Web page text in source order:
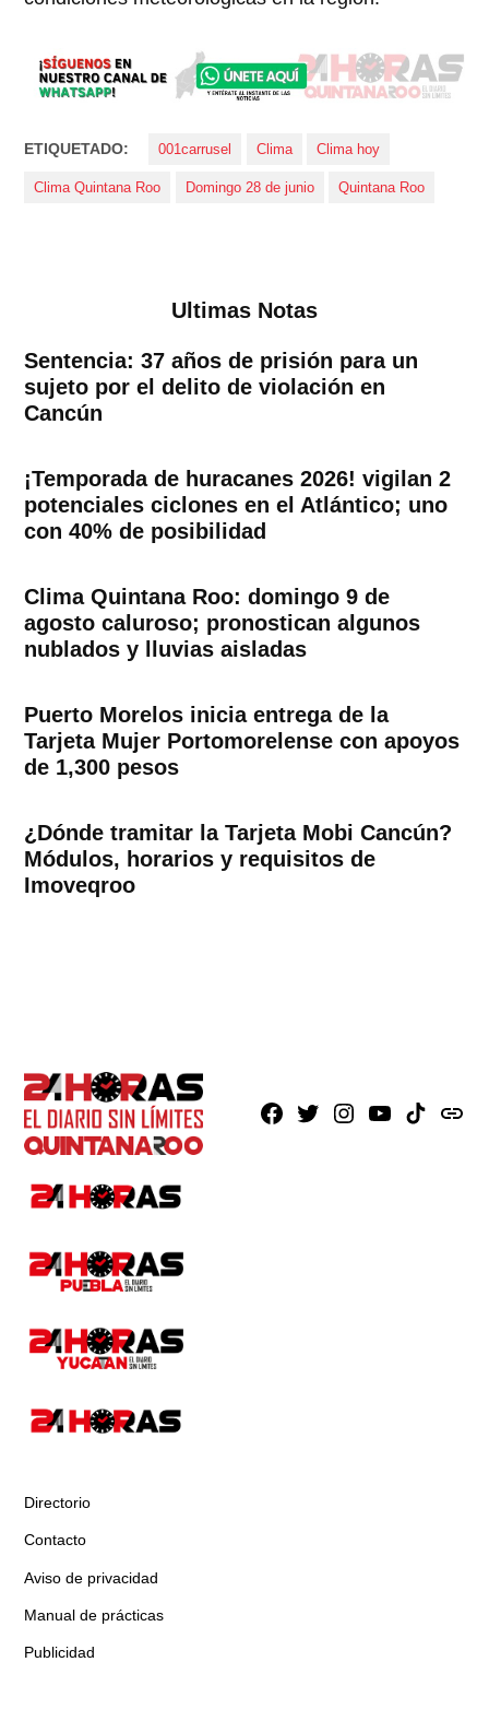
ETIQUETADO: 001carrusel Clima Clima hoy
Clima Quintana Roo Domingo 28 de junio Quintana Roo
Ultimas Notas
Sentencia: 37 años de prisión para un
sujeto por el delito de violación en
Cancún
¡Temporada de huracanes 2026! vigilan 2
potenciales ciclones en el Atlántico; uno
con 40% de posibilidad
Clima Quintana Roo: domingo 9 de
agosto caluroso; pronostican algunos
nublados y lluvias aisladas
Puerto Morelos inicia entrega de la
Tarjeta Mujer Portomorelense con apoyos
de 1,300 pesos
¿Dónde tramitar la Tarjeta Mobi Cancún?
Módulos, horarios y requisitos de
Imoveqroo
Facebook
X Instagram
YoutubeTikTokissuu
Directorio
Contacto
Aviso de privacidad
Manual de prácticas
Publicidad